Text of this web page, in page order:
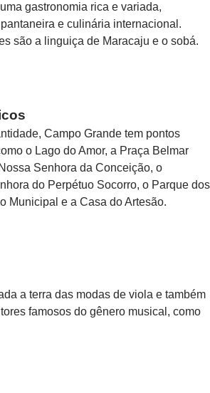
gastronomia rica e variada,
e culinária internacional.
são a linguiça de Maracaju e o sobá.
Campo Grande tem pontos
o Lago do Amor, a Praça Belmar
Senhora da Conceição, o
do Perpétuo Socorro, o Parque dos
Municipal e a Casa do Artesão.
a terra das modas de viola e também
famosos do gênero musical, como